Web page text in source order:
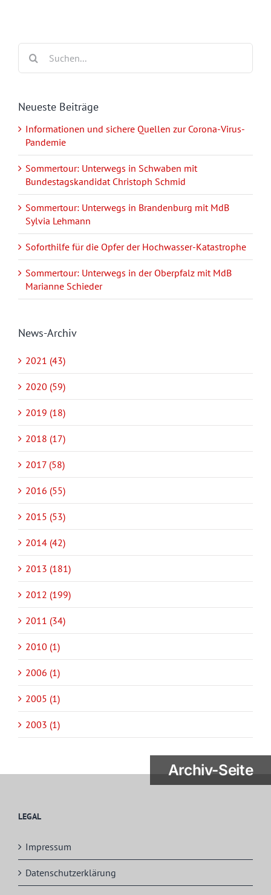
nach:
Neueste Beiträge
Informationen und sichere Quellen zur Corona-Virus-
Pandemie
Sommertour: Unterwegs in Schwaben mit
Bundestagskandidat Christoph Schmid
Sommertour: Unterwegs in Brandenburg mit MdB
Sylvia Lehmann
Soforthilfe für die Opfer der Hochwasser-Katastrophe
Sommertour: Unterwegs in der Oberpfalz mit MdB
Marianne Schieder
News-Archiv
2021 (43)
2020 (59)
2019 (18)
2018 (17)
2017 (58)
2016 (55)
2015 (53)
2014 (42)
2013 (181)
2012 (199)
2011 (34)
2010 (1)
2006 (1)
2005 (1)
2003 (1)
LEGAL
Impressum
Datenschutzerklärung
Archiv-Seite